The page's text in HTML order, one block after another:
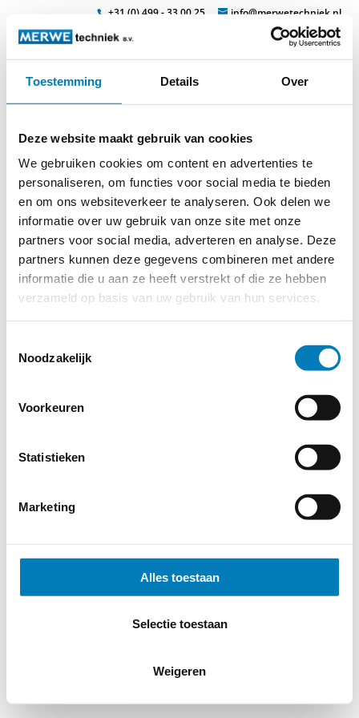
Toestemming Details Over
Deze website maakt gebruik van cookies
We gebruiken cookies om content en advertenties te
personaliseren, om functies voor social media te bieden
en om ons websiteverkeer te analyseren. Ook delen we
informatie over uw gebruik van onze site met onze
partners voor social media, adverteren en analyse. Deze
partners kunnen deze gegevens combineren met andere
informatie die u aan ze heeft verstrekt of die ze hebben
verzameld op basis van uw gebruik van hun services.
Noodzakelijk
Voorkeuren
Statistieken
Marketing
Alles toestaan
Selectie toestaan
Weigeren
+31 (0) 499 - 33 00 25 info@merwetechniek.nl
Veelzijdig in elektrotechnische producten
elsic-panikriegel
© 2026 MERWEtechniek B.V.-Disclaimer -Privacy Policy
Cookieverklaring -Verdere contact gegevens